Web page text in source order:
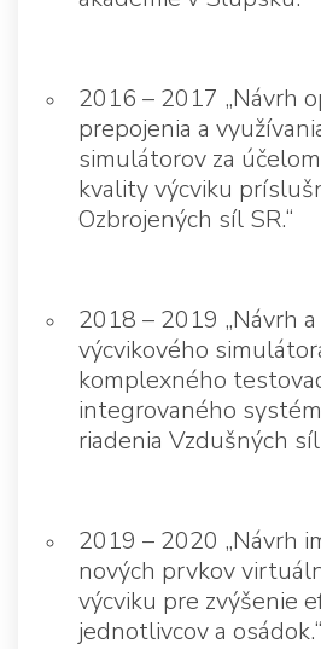
2016 – 2017 „Návrh
prepojenia a
simulátorov za
kvality výcviku
Ozbrojených síl SR.“
2018 – 2019 „Návrh a
výcvikového
komplexného
integrovaného
riadenia Vzdušných síl
2019 – 2020 „Návrh
nových prvkov
výcviku pre zvýšenie
jednotlivcov a osádok.“